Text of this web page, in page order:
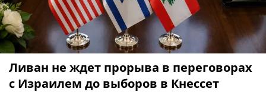
Ливан не ждет прорыва в переговорах
с Израилем до выборов в Кнессет